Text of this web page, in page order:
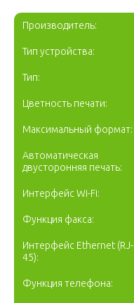
Производитель:
Тип устройства:
Тип:
Цветность печати:
Максимальный формат:
Автоматическая
двусторонняя печать:
Интерфейс Wi-Fi:
Функция факса:
Интерфейс Ethernet (RJ-
45):
Функция телефона: